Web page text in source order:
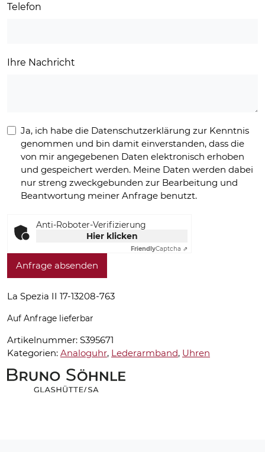
Telefon
Ihre Nachricht
Ja, ich habe die Datenschutzerklärung zur Kenntnis
genommen und bin damit einverstanden, dass die
von mir angegebenen Daten elektronisch erhoben
und gespeichert werden. Meine Daten werden dabei
nur streng zweckgebunden zur Bearbeitung und
Beantwortung meiner Anfrage benutzt.
Anti-Roboter-Verifizierung
Hier klicken
FriendlyCaptcha ⇗
Anfrage absenden
La Spezia II 17-13208-763
Auf Anfrage lieferbar
Artikelnummer: S395671
Kategorien: Analoguhr, Lederarmband, Uhren